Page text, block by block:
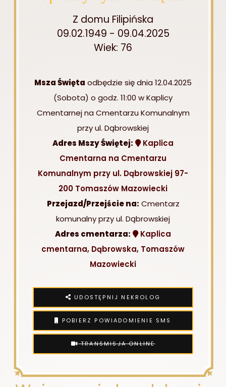
Z domu Filipińska
09.02.1949 - 09.04.2025
Wiek: 76
Msza Święta odbędzie się dnia 12.04.2025
(Sobota) o godz. 11:00 w Kaplicy
Cmentarnej na Cmentarzu Komunalnym
przy ul. Dąbrowskiej
Adres Mszy Świętej:
Kaplica
Cmentarna na Cmentarzu
Komunalnym przy ul. Dąbrowskiej 97-
200 Tomaszów Mazowiecki
Przejazd/Przejście na: Cmentarz
komunalny przy ul. Dąbrowskiej
Adres cmentarza:
Kaplica
cmentarna, Dąbrowska, Tomaszów
Mazowiecki
UDOSTĘPNIJ NEKROLOG
POBIERZ POWIADOMIENIE SMS
TRANSMISJA ONLINE